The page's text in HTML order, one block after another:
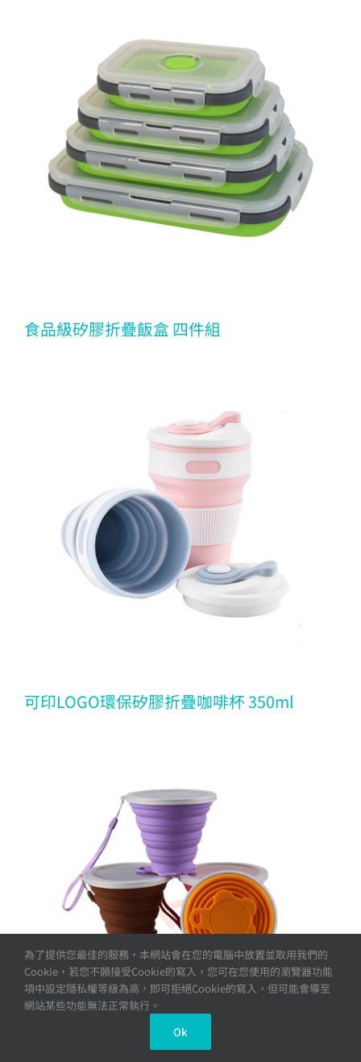
食品級矽膠折疊飯盒 四件組
可印LOGO環保矽膠折疊咖啡杯 350ml
為了提供您最佳的服務，本網站會在您的電腦中放置並取用我們的
Cookie，若您不願接受Cookie的寫入，您可在您使用的瀏覽器功能
項中設定隱私權等級為高，即可拒絕Cookie的寫入，但可能會導至
網站某些功能無法正常執行。
Ok